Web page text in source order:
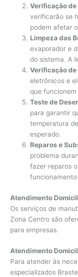
Verificação de
verificarão se
podem afetar
Limpeza das
evaporador e
do sistema. A
Verificação
eletrônicos e
que
Teste de
para garantir
temperatura
esperado.
Reparos e
problema
fazer reparos
Atendimento
Os serviços de
Zona Centro são
para empresas.
Atendimento
Para atender às
especializados